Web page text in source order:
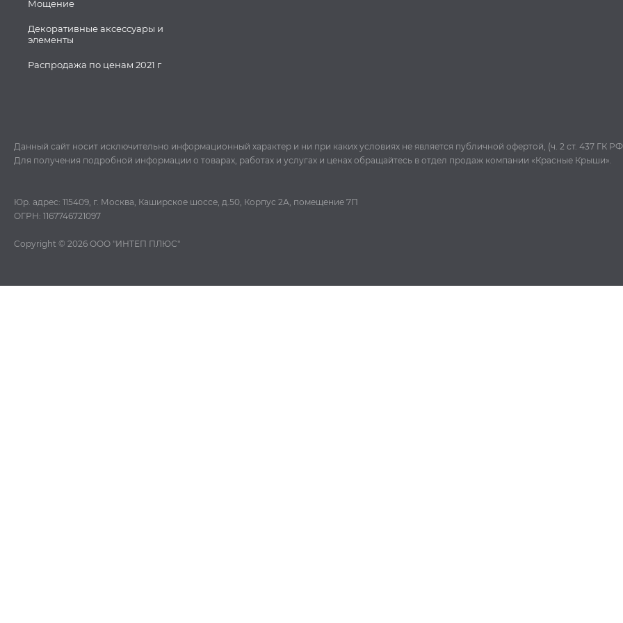
Мощение
Декоративные аксессуары и
элементы
Распродажа по ценам 2021 г
Данный сайт носит исключительно информационный характер и ни при каких условиях не является публичной офертой, (ч. 2 ст. 437 ГК
Для получения подробной информации о товарах, работах и услугах и ценах обращайтесь в отдел продаж компании «Красные Крыши».
Юр. адрес: 115409, г. Москва, Каширское шоссе, д.50, Корпус 2А, помещение 7П
ОГРН: 1167746721097
Copyright © 2026 ООО "ИНТЕП ПЛЮС"